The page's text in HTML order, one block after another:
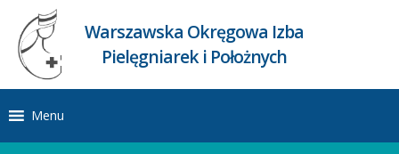
Warszawska Okręgowa Izba
Pielęgniarek i Położnych
Menu